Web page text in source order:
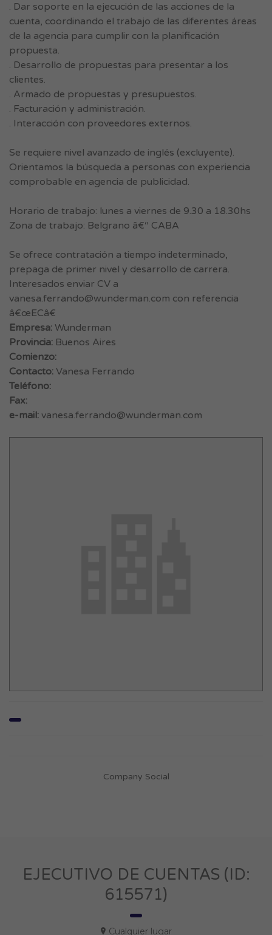
. Dar soporte en la ejecución de las acciones de la
cuenta, coordinando el trabajo de las diferentes áreas
de la agencia para cumplir con la planificación
propuesta.
. Desarrollo de propuestas para presentar a los
clientes.
. Armado de propuestas y presupuestos.
. Facturación y administración.
. Interacción con proveedores externos.
Se requiere nivel avanzado de inglés (excluyente).
Orientamos la búsqueda a personas con experiencia
comprobable en agencia de publicidad.
Horario de trabajo: lunes a viernes de 9.30 a 18.30hs
Zona de trabajo: Belgrano â€“ CABA
Se ofrece contratación a tiempo indeterminado,
prepaga de primer nivel y desarrollo de carrera.
Interesados enviar CV a
vanesa.ferrando@wunderman.com con referencia
â€œECâ€
Empresa: Wunderman
Provincia: Buenos Aires
Comienzo:
Contacto: Vanesa Ferrando
Teléfono:
Fax:
e-mail: vanesa.ferrando@wunderman.com
Company Social
EJECUTIVO DE CUENTAS (ID:
615571)
Cualquier lugar